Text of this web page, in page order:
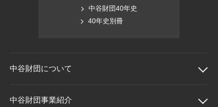
中谷財団40年史
40年史別冊
中谷財団について
中谷財団について
中谷財団事業紹介